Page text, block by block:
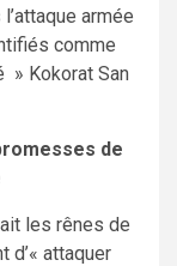
armée
comme
» Kokorat San
de
les rênes de
d’« attaquer